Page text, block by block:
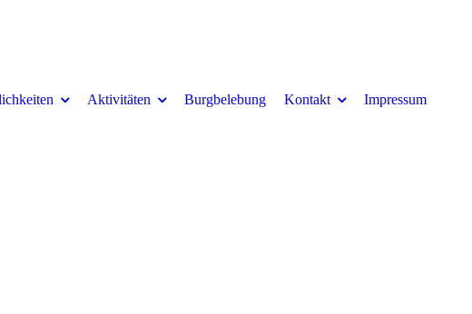
Aktivitäten Burgbelebung Kontakt Impressum